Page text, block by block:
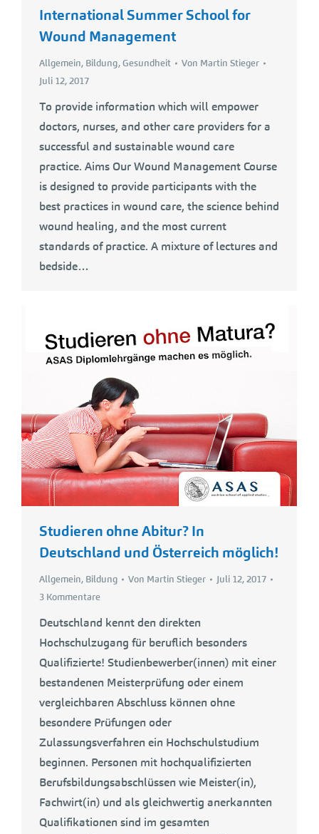
International Summer School for
Wound Management
Allgemein, Bildung,Gesundheit Von Martin Stieger
Juli 12, 2017
To provide information which will empower
doctors, nurses, and other care providers for a
successful and sustainable wound care
practice. Aims Our Wound Management Course
is designed to provide participants with the
best practices in wound care, the science behind
wound healing, and the most current
standards of practice. A mixture of lectures and
bedside…
Studieren ohne Abitur? In
Deutschland und Österreich möglich!
Allgemein, Bildung Von Martin Stieger
Juli 12, 2017
3 Kommentare
Deutschland kennt den direkten
Hochschulzugang für beruflich besonders
Qualifizierte! Studienbewerber(innen) mit einer
bestandenen Meisterprüfung oder einem
vergleichbaren Abschluss können ohne
besondere Prüfungen oder
Zulassungsverfahren ein Hochschulstudium
beginnen. Personen mit hochqualifizierten
Berufsbildungsabschlüssen wie Meister(in),
Fachwirt(in) und als gleichwertig anerkannten
Qualifikationen sind im gesamten